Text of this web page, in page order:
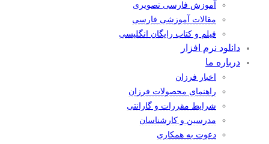
آموزش فارسی تصویری
مقالات آموزشی فارسی
فیلم و کتاب رایگان انگلیسی
دانلود نرم افزار
درباره ما
اخبار فرزان
راهنمای محصولات فرزان
شرایط مقررات و گارانتی
مدرسین و کارشناسان
دعوت به همکاری